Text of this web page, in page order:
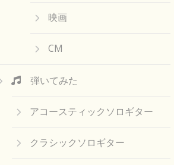
映画
CM
弾いてみた
アコースティックソロギター
クラシックソロギター